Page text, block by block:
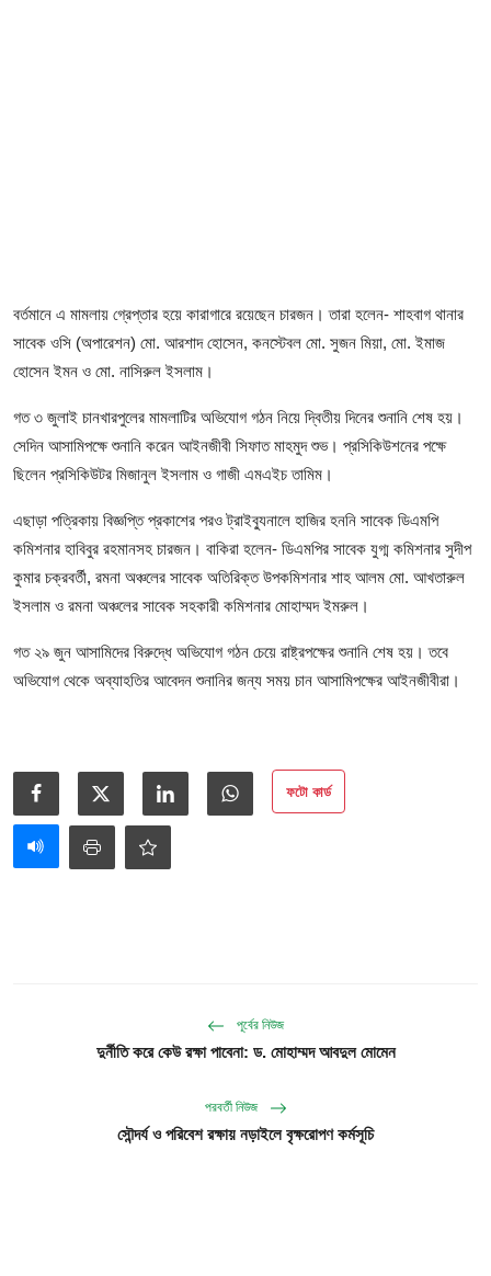
বর্তমানে এ মামলায় গ্রেপ্তার হয়ে কারাগারে রয়েছেন চারজন। তারা হলেন- শাহবাগ থানার
সাবেক ওসি (অপারেশন) মো. আরশাদ হোসেন, কনস্টেবল মো. সুজন মিয়া, মো. ইমাজ
হোসেন ইমন ও মো. নাসিরুল ইসলাম।
গত ৩ জুলাই চানখারপুলের মামলাটির অভিযোগ গঠন নিয়ে দ্বিতীয় দিনের শুনানি শেষ হয়।
সেদিন আসামিপক্ষে শুনানি করেন আইনজীবী সিফাত মাহমুদ শুভ। প্রসিকিউশনের পক্ষে
ছিলেন প্রসিকিউটর মিজানুল ইসলাম ও গাজী এমএইচ তামিম।
এছাড়া পত্রিকায় বিজ্ঞপ্তি প্রকাশের পরও ট্রাইব্যুনালে হাজির হননি সাবেক ডিএমপি
কমিশনার হাবিবুর রহমানসহ চারজন। বাকিরা হলেন- ডিএমপির সাবেক যুগ্ম কমিশনার সুদীপ
কুমার চক্রবর্তী, রমনা অঞ্চলের সাবেক অতিরিক্ত উপকমিশনার শাহ আলম মো. আখতারুল
ইসলাম ও রমনা অঞ্চলের সাবেক সহকারী কমিশনার মোহাম্মদ ইমরুল।
গত ২৯ জুন আসামিদের বিরুদ্ধে অভিযোগ গঠন চেয়ে রাষ্ট্রপক্ষের শুনানি শেষ হয়। তবে
অভিযোগ থেকে অব্যাহতির আবেদন শুনানির জন্য সময় চান আসামিপক্ষের আইনজীবীরা।
ফটো কার্ড
পূর্বের নিউজ
দুর্নীতি করে কেউ রক্ষা পাবেনা: ড. মোহাম্মদ আবদুল মোমেন
পরবর্তী নিউজ
সৌন্দর্য ও পরিবেশ রক্ষায় নড়াইলে বৃক্ষরোপণ কর্মসূচি